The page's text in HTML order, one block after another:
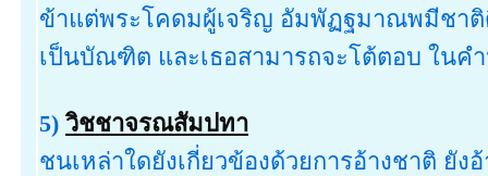
ข้าแต่พระโคดมผู้เจริญ อัมพัฏฐมาณพมีชาติ
เป็นบัณฑิต และเธอสามารถจะโต้ตอบ ในค
5) วิชชาจรณสัมปทา
ชนเหล่าใดยังเกี่ยวข้องด้วยการอ้างชาติ ยัง